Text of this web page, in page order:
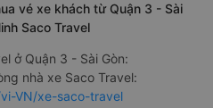
vé xe khách từ Quận 3 - Sài
Saco Travel
ở Quận 3 - Sài Gòn:
nhà xe Saco Travel:
VN/xe-saco-travel